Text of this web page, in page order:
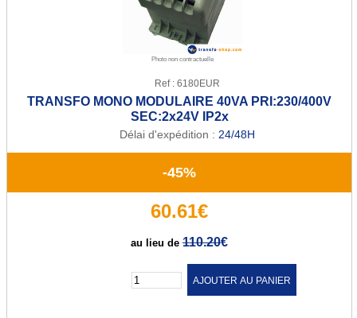
Transfo de sécurité 24 ou 48 V
Transfo d'isolement
Transfo d'isolement 230V
Transfo pour circuit imprimé
Photo non contractuelle
Ref : 6180EUR
TRANSFO MONO MODULAIRE 40VA PRI:230/400V
SEC:2x24V IP2x
Délai d'expédition : 24/48H
-45%
60.61€
au lieu de 110.20€